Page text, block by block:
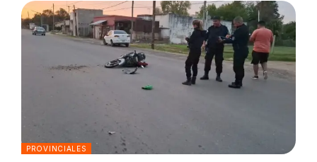
PROVINCIALES